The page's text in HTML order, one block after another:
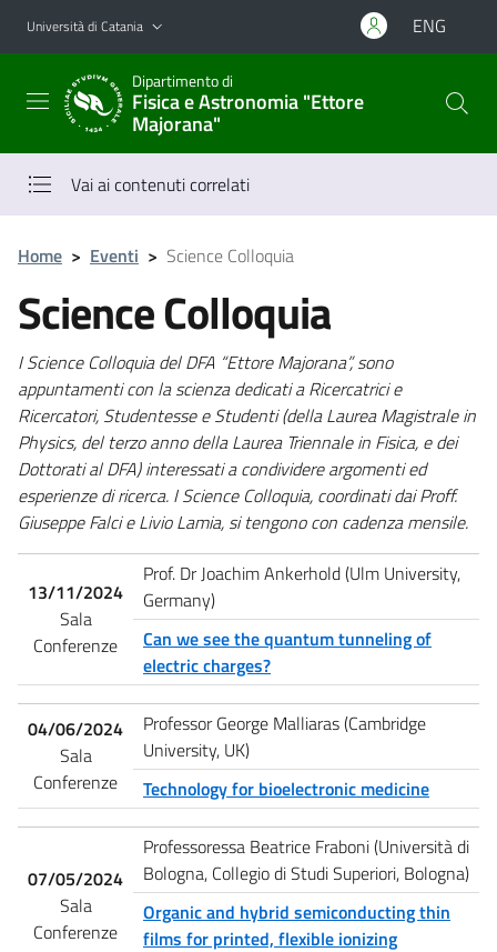
Vai al contenuto principale
Vai al menu di navigazione
Università di Catania ENG
Dipartimento di
Fisica e Astronomia "Ettore
Majorana"
Vai ai contenuti correlati
Home > Eventi > Science Colloquia
Science Colloquia
I Science Colloquia del DFA “Ettore Majorana”, sono
appuntamenti con la scienza dedicati a Ricercatrici e
Ricercatori, Studentesse e Studenti (della Laurea Magistrale in
Physics, del terzo anno della Laurea Triennale in Fisica, e dei
Dottorati al DFA) interessati a condividere argomenti ed
esperienze di ricerca. I Science Colloquia, coordinati dai Proff.
Giuseppe Falci e Livio Lamia, si tengono con cadenza mensile.
13/11/2024
Sala
Conferenze
Prof. Dr Joachim Ankerhold (Ulm University,
Germany)
Can we see the quantum tunneling of
electric charges?
04/06/2024
Sala
Conferenze
Professor George Malliaras (Cambridge
University, UK)
Technology for bioelectronic medicine
07/05/2024
Sala
Conferenze
Professoressa Beatrice Fraboni (Università di
Bologna, Collegio di Studi Superiori, Bologna)
Organic and hybrid semiconducting thin
films for printed, flexible ionizing